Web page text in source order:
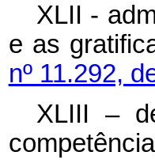
XLII -
e as
nº 11.292,
XLIII –